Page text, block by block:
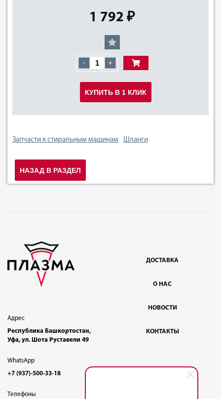
1 792 ₽
- +
КУПИТЬ В 1 КЛИК
Запчасти к стиральным машинам Шланги
НАЗАД В РАЗДЕЛ
Адрес
Республика Башкортостан,
Уфа, ул. Шота Руставели 49
WhatsApp
+7 (937)-500-33-18
Телефоны
ДОСТАВКА
О НАС
НОВОСТИ
КОНТАКТЫ